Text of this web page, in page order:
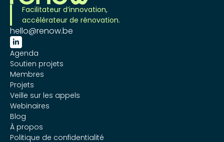
Facilitateur d’innovation,
accélérateur de rénovation.
hello@renow.be

Agenda
Soutien projets
Membres
Projets
Veille sur les appels
Webinaires
Blog
À propos
Politique de confidentialité